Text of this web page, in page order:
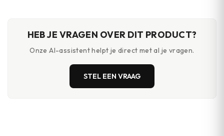
HEB JE VRAGEN OVER DIT PRODUCT?
Onze AI-assistent helpt je direct met al je vragen.
STEL EEN VRAAG